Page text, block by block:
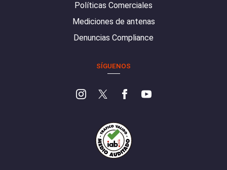
Políticas Comerciales
Mediciones de antenas
Denuncias Compliance
SÍGUENOS